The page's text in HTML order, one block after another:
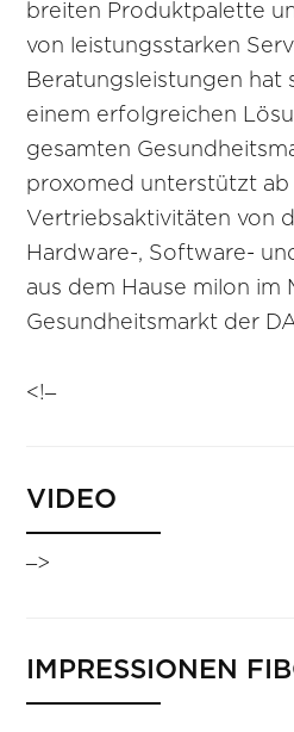
breiten Produktpalette
von leistungsstarken
Beratungsleistungen hat
einem erfolgreichen
gesamten
proxomed unterstützt
Vertriebsaktivitäten von
Hardware-, Software-
aus dem Hause milon im
Gesundheitsmarkt der
<!–
VIDEO
–>
IMPRESSIONEN